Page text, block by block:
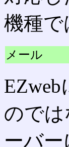
機種
メール
EZweb
ので
ーバ